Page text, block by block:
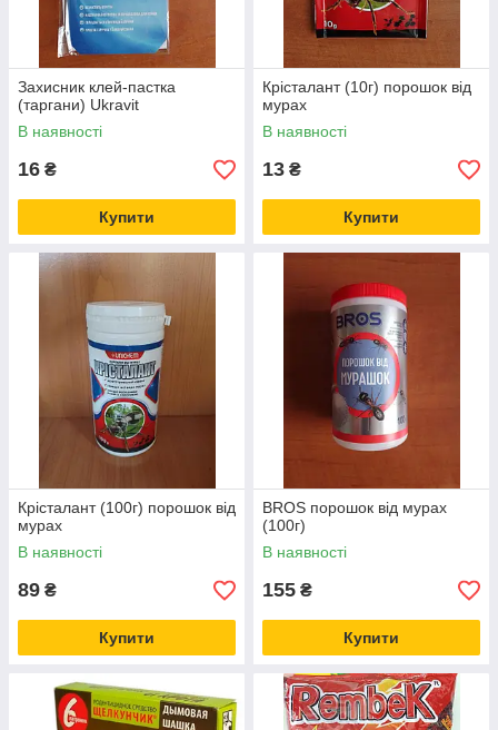
Захисник клей-пастка
(таргани) Ukravit
В наявності
16 ₴
Купити
Крісталант (10г) порошок від
мурах
В наявності
13 ₴
Купити
Крісталант (100г) порошок від
мурах
В наявності
89 ₴
Купити
BROS порошок від мурах
(100г)
В наявності
155 ₴
Купити